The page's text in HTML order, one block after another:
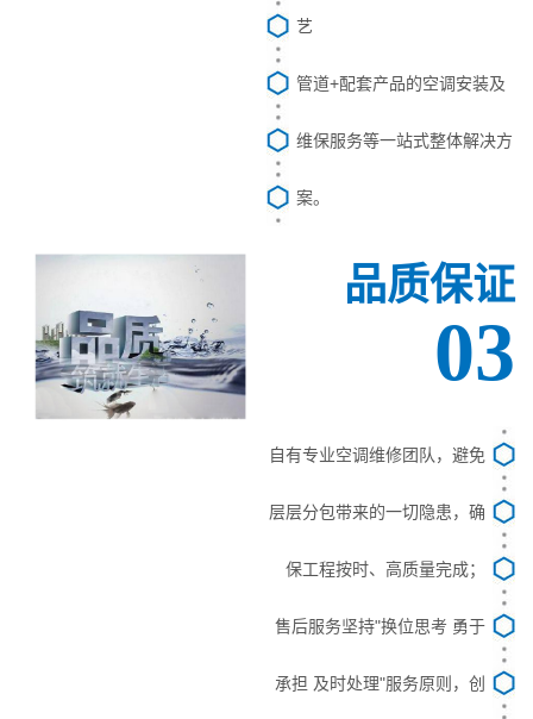
艺
管道+配套产品的空调安装及
维保服务等一站式整体解决方
案。
品质保证
03
自有专业空调维修团队，避免
层层分包带来的一切隐患，确
保工程按时、高质量完成；
售后服务坚持"换位思考 勇于
承担 及时处理"服务原则，创